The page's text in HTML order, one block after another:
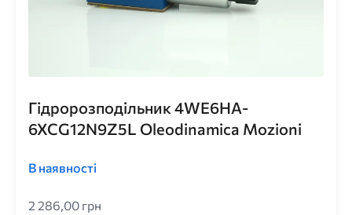
Гідророзподільник 4WE6HA-
6XCG12N9Z5L Oleodinamica Mozioni
В наявності
2 286,00 грн